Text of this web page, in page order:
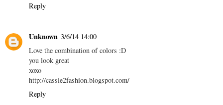
Reply
Unknown 3/6/14 14:00
Love the combination of colors :D
you look great
xoxo
http://cassie2fashion.blogspot.com/
Reply